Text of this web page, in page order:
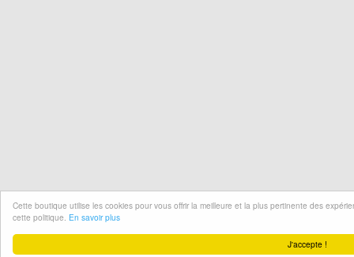
J'accepte !
Cette boutique utilise les cookies pour vous offrir la meilleure et la plus pertinente des
cette politique. En savoir plus